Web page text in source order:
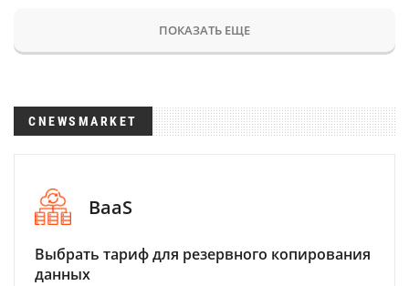
ПОКАЗАТЬ ЕЩЕ
CNEWSMARKET
BaaS
Выбрать тариф для резервного копирования
данных